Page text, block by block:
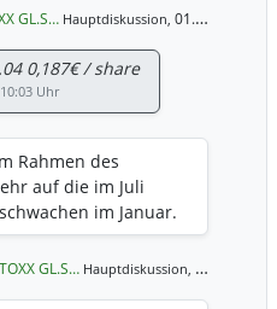
GL.S… Hauptdiskussion, 01.04.2026 16:57 Uhr
0,187€ / share
Uhr
Rahmen des
auf die im Juli
im Januar.
GL.S… Hauptdiskussion,